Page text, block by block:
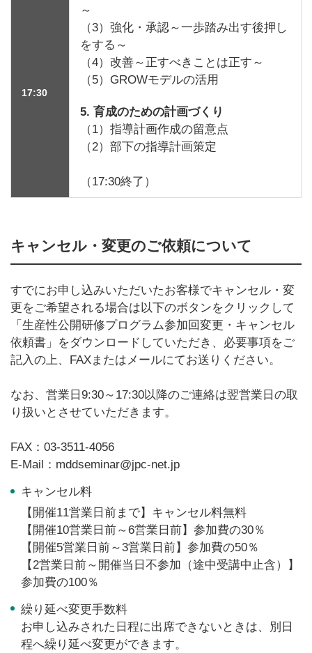
17:30
～
（3）強化・承認～一歩踏み出す後押し
をする～
（4）改善～正すべきことは正す～
（5）GROWモデルの活用
5. 育成のための計画づくり
（1）指導計画作成の留意点
（2）部下の指導計画策定
（17:30終了）
キャンセル・変更のご依頼について
すでにお申し込みいただいたお客様でキャンセル・変
更をご希望される場合は以下のボタンをクリックして
「生産性公開研修プログラム参加回変更・キャンセル
依頼書」をダウンロードしていただき、必要事項をご
記入の上、FAXまたはメールにてお送りください。
なお、営業日9:30～17:30以降のご連絡は翌営業日の取
り扱いとさせていただきます。
FAX：03-3511-4056
E-Mail：mddseminar@jpc-net.jp
キャンセル料
【開催11営業日前まで】キャンセル料無料
【開催10営業日前～6営業日前】参加費の30％
【開催5営業日前～3営業日前】参加費の50％
【2営業日前～開催当日不参加（途中受講中止含）】
参加費の100％
繰り延べ変更手数料
お申し込みされた日程に出席できないときは、別日
程へ繰り延べ変更ができます。